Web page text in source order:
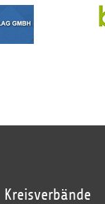
Kreisverbände